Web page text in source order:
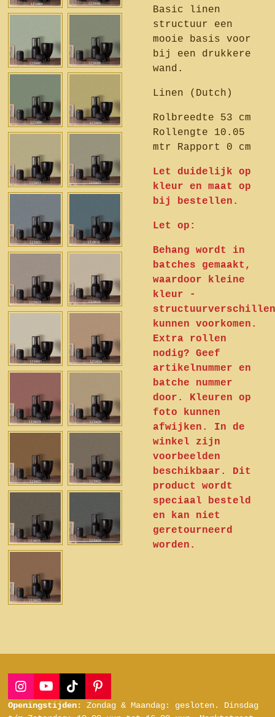
Basic linen
structuur een
mooie basis voor
bij een drukkere
wand.
Linen (Dutch)
Rolbreedte 53 cm
Rollengte 10.05
mtr Rapport 0 cm
Let duidelijk op
kleur en maat op
bij bestellen.
Let op:
Behang wordt in
batches gemaakt,
waardoor kleine
kleur -
structuurverschillen
kunnen voorkomen.
Extra rollen
nodig? Geef
artikelnummer en
batche nummer
door. Kleuren op
foto kunnen
afwijken. In de
winkel zijn
voorbeelden
beschikbaar. Dit
product wordt
speciaal besteld
en kan niet
geretourneerd
worden.
I
n
s
Y
o
u
T
i
P
i
n
Openingstijden: Zondag & Maandag: gesloten.
Dinsdag